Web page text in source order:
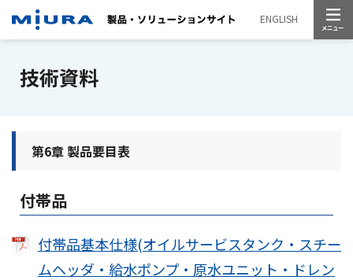
ENGLISH
技術資料
第6章 製品要目表
付帯品
付帯品基本仕様(オイルサービスタンク・スチー
ムヘッダ・給水ポンプ・原水ユニット・ドレン